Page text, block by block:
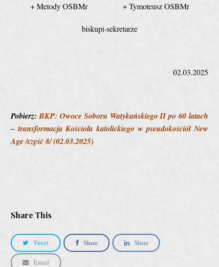
+ Metody OSBMr + Tymoteusz OSBMr
biskupi-sekretarze
02.03.2025
Pobierz:BKP: Owoce Soboru Watykańskiego II po 60 latach
– transformacja Kościoła katolickiego w pseudokościół New
Age /сzęść 8/ (02.03.2025)
Share This
Tweet Share Share
Email